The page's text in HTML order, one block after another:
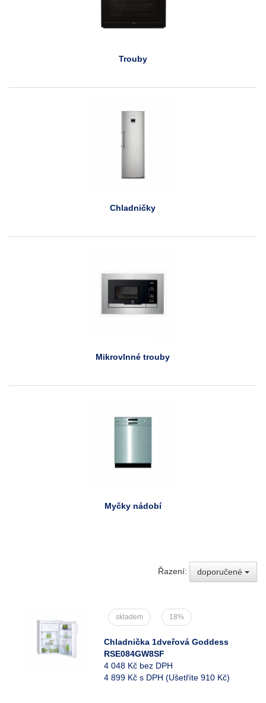
Trouby
Chladničky
Mikrovlnné trouby
Myčky nádobí
Řazení: doporučené
skladem 18%
Chladnička 1dveřová Goddess
RSE084GW8SF
4 048 Kč bez DPH
4 899 Kč s DPH (Ušetříte 910 Kč)